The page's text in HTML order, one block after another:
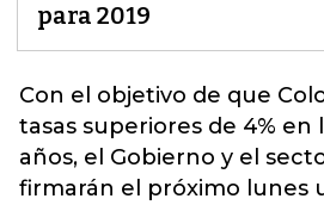
para 2019
Con el objetivo de que
tasas superiores de 4% en
años, el Gobierno y el
firmarán el próximo lunes